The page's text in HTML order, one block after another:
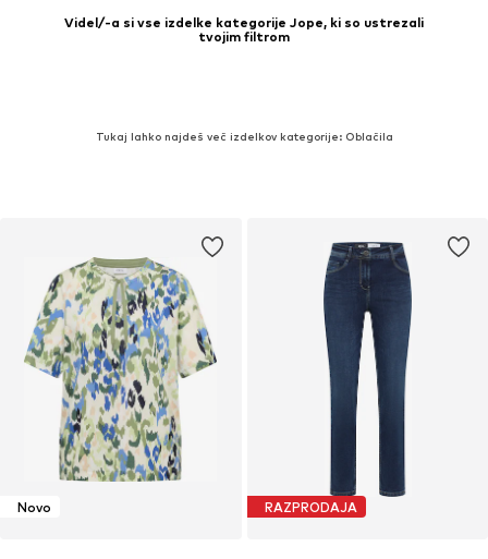
Videl/-a si vse izdelke kategorije Jope, ki so ustrezali
tvojim filtrom
Tukaj lahko najdeš več izdelkov kategorije: Oblačila
Novo RAZPRODAJA